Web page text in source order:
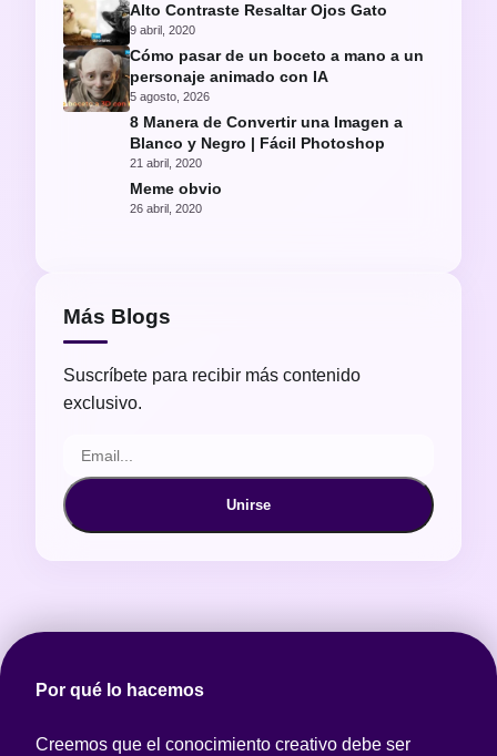
Alto Contraste Resaltar Ojos Gato
9 abril, 2020
Cómo pasar de un boceto a mano a un
personaje animado con IA
5 agosto, 2026
8 Manera de Convertir una Imagen a
Blanco y Negro | Fácil Photoshop
21 abril, 2020
Meme obvio
26 abril, 2020
Más Blogs
Suscríbete para recibir más contenido
exclusivo.
Unirse
Por qué lo hacemos
Creemos que el conocimiento creativo debe ser